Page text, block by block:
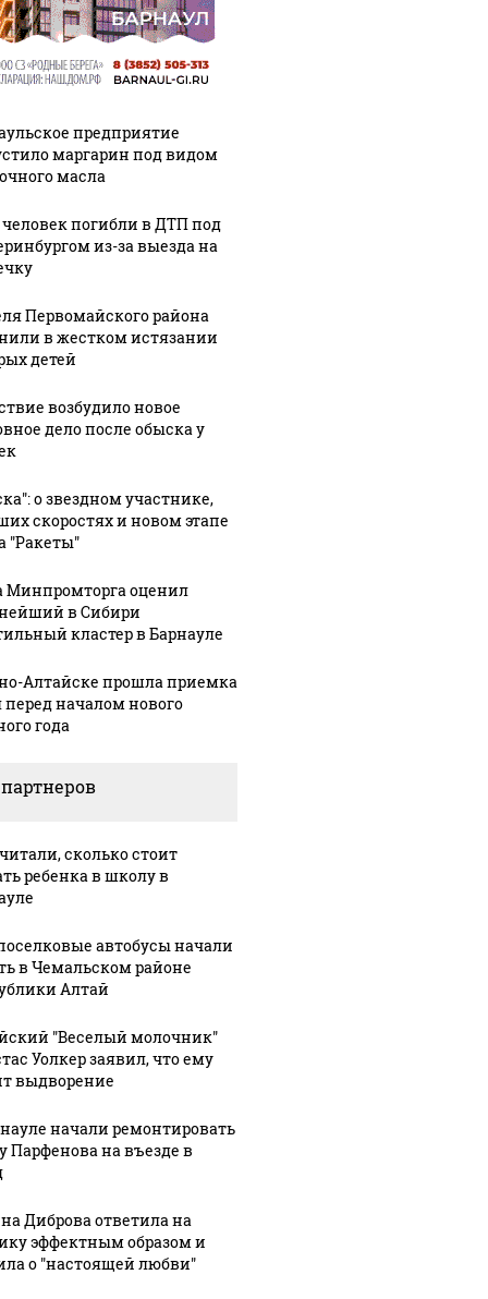
предприятие
маргарин под видом
масла
погибли в ДТП под
из-за выезда на
Первомайского района
в жестком истязании
детей
возбудило новое
дело после обыска у
о звездном участнике,
скоростях и новом этапе
"Ракеты"
Минпромторга оценил
в Сибири
кластер в Барнауле
Алтайске прошла приемка
началом нового
года
сколько стоит
ребенка в школу в
автобусы начали
в Чемальском районе
Алтай
"Веселый молочник"
Уолкер заявил, что ему
выдворение
начали ремонтировать
Парфенова на въезде в
Диброва ответила на
эффектным образом и
о "настоящей любви"